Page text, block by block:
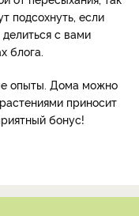
подсохнуть, если
с вами
блога.
опыты. Дома можно
приносит
бонус!